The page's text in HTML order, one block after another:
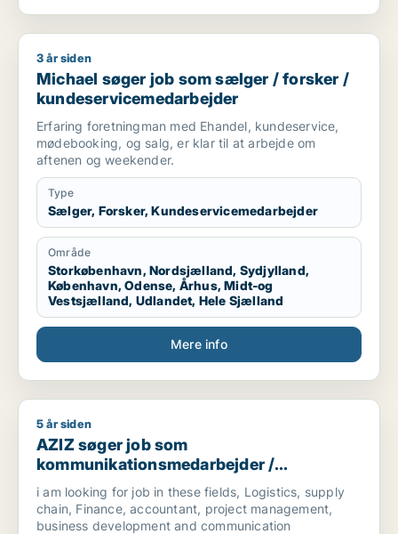
Michael søger job som sælger / forsker /
3 år siden
Michael søger job som sælger / forsker /
kundeservicemedarbejder
Erfaring foretningman med Ehandel, kundeservice,
mødebooking, og salg, er klar til at arbejde om
aftenen og weekender.
Type
Sælger, Forsker, Kundeservicemedarbejder
Område
Storkøbenhavn, Nordsjælland, Sydjylland,
København, Odense, Århus, Midt-og
Vestsjælland, Udlandet, Hele Sjælland
Mere info
AZIZ søger job som kommunikationsmedarbejder /
5 år siden
AZIZ søger job som
kommunikationsmedarbejder /
marketingmedarbejder /
forretningsudvikler /
regnskabsmedarbejder / revisor
i am looking for job in these fields, Logistics, supply
chain, Finance, accountant, project management,
business development and communication